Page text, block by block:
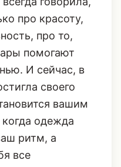
где
большого,
говорила,
про красоту,
про то,
помогают
И сейчас, в
своего
вашим